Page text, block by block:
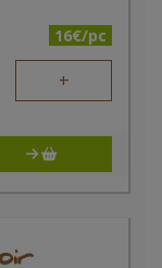
16€/pc
+